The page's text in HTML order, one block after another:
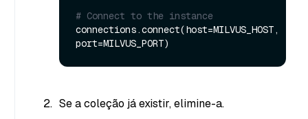
# Connect to the instance
connections.connect(host=MILVUS_HOST,
Se a coleção já existir, elimine-a.